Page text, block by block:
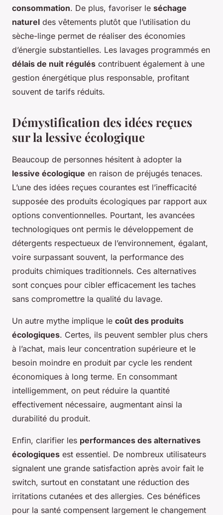
consommation. De plus, favoriser le séchage
naturel des vêtements plutôt que l’utilisation du
sèche-linge permet de réaliser des économies
d’énergie substantielles. Les lavages programmés en
délais de nuit régulés contribuent également à une
gestion énergétique plus responsable, profitant
souvent de tarifs réduits.
Démystification des idées reçues
sur la lessive écologique
Beaucoup de personnes hésitent à adopter la
lessive écologique en raison de préjugés tenaces.
L’une des idées reçues courantes est l’inefficacité
supposée des produits écologiques par rapport aux
options conventionnelles. Pourtant, les avancées
technologiques ont permis le développement de
détergents respectueux de l’environnement, égalant,
voire surpassant souvent, la performance des
produits chimiques traditionnels. Ces alternatives
sont conçues pour cibler efficacement les taches
sans compromettre la qualité du lavage.
Un autre mythe implique le coût des produits
écologiques. Certes, ils peuvent sembler plus chers
à l’achat, mais leur concentration supérieure et le
besoin moindre en produit par cycle les rendent
économiques à long terme. En consommant
intelligemment, on peut réduire la quantité
effectivement nécessaire, augmentant ainsi la
durabilité du produit.
Enfin, clarifier les performances des alternatives
écologiques est essentiel. De nombreux utilisateurs
signalent une grande satisfaction après avoir fait le
switch, surtout en constatant une réduction des
irritations cutanées et des allergies. Ces bénéfices
pour la santé compensent largement le changement